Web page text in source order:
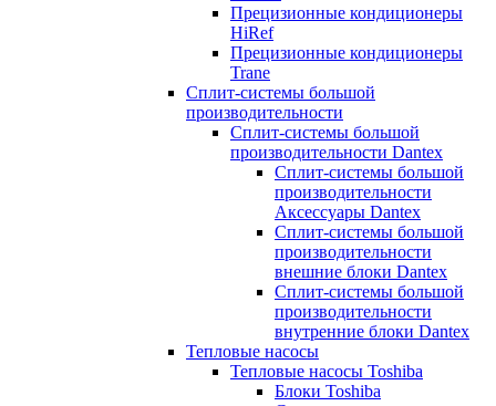
Прецизионные кондиционеры
HiRef
Прецизионные кондиционеры
Trane
Сплит-системы большой
производительности
Сплит-системы большой
производительности Dantex
Сплит-системы большой
производительности
Аксессуары Dantex
Сплит-системы большой
производительности
внешние блоки Dantex
Сплит-системы большой
производительности
внутренние блоки Dantex
Тепловые насосы
Тепловые насосы Toshiba
Блоки Toshiba